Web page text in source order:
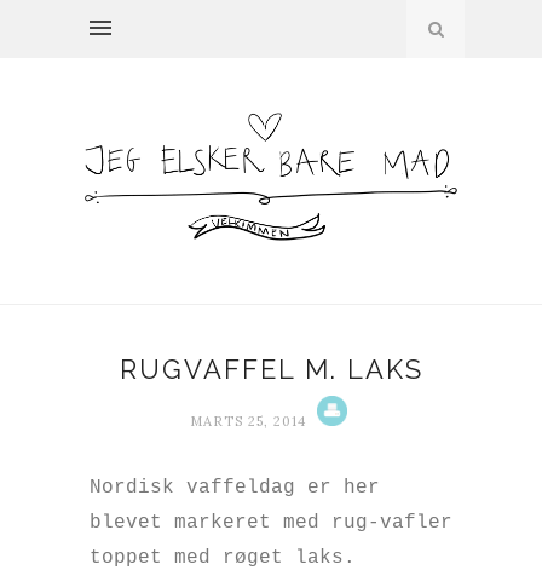
RUGVAFFEL M. LAKS
MARTS 25, 2014
Nordisk vaffeldag er her
blevet markeret med rug-vafler
toppet med røget laks.